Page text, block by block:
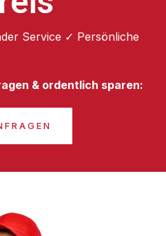
Service ✓ Persönliche
& ordentlich sparen: